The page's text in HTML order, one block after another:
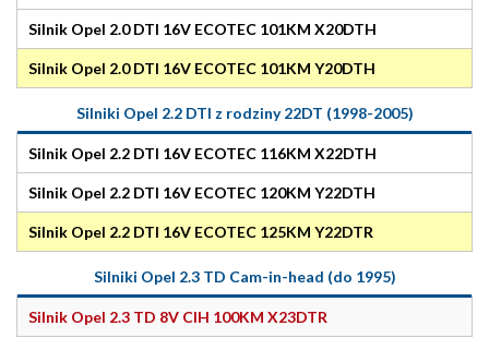
Silnik Opel 2.0 DTI 16V ECOTEC 101KM X20DTH
Silnik Opel 2.0 DTI 16V ECOTEC 101KM Y20DTH
Silniki Opel 2.2 DTI z rodziny 22DT (1998-2005)
Silnik Opel 2.2 DTI 16V ECOTEC 116KM X22DTH
Silnik Opel 2.2 DTI 16V ECOTEC 120KM Y22DTH
Silnik Opel 2.2 DTI 16V ECOTEC 125KM Y22DTR
Silniki Opel 2.3 TD Cam-in-head (do 1995)
Silnik Opel 2.3 TD 8V CIH 100KM X23DTR